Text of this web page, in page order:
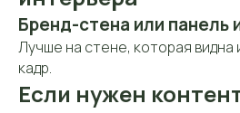
Бренд-стена или панель
Лучше на стене, которая видна
кадр.
Если нужен